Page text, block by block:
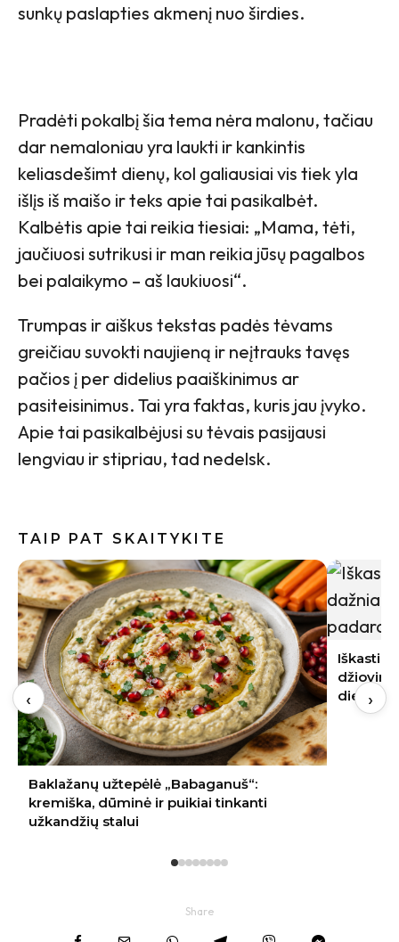
sunkų paslapties akmenį nuo širdies.
Pradėti pokalbį šia tema nėra malonu, tačiau
dar nemaloniau yra laukti ir kankintis
keliasdešimt dienų, kol galiausiai vis tiek yla
išlįs iš maišo ir teks apie tai pasikalbėt.
Kalbėtis apie tai reikia tiesiai: „Mama, tėti,
jaučiuosi sutrikusi ir man reikia jūsų pagalbos
bei palaikymo – aš laukiuosi“.
Trumpas ir aiškus tekstas padės tėvams
greičiau suvokti naujieną ir neįtrauks tavęs
pačios į per didelius paaiškinimus ar
pasiteisinimus. Tai yra faktas, kuris jau įvyko.
Apie tai pasikalbėjusi su tėvais pasijausi
lengviau ir stipriau, tad nedelsk.
TAIP PAT SKAITYKITE
Iškasti svogūnai pradėjo pūti: dažniausia
džiovinimo klaida padaroma pirmąją
dieną
‹ ›
Share